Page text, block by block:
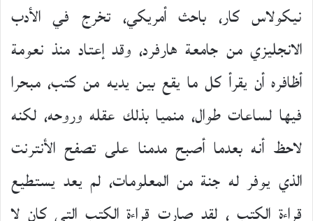
نيكولاس كار، باحث أمريكي، تخرج في الأدب
الانجليزي من جامعة هارفرد، وقد إعتاد منذ نعومة
أظافره أن يقرأ كل ما يقع بين يديه من كتب، مبحرا
فيها لساعات طوال، منميا بذلك عقله وروحه، لكنه
لاحظ أنه بعدما أصبح مدمنا على تصفح الأنترنت
الذي يوفر له جنة من المعلومات، لم يعد يستطيع